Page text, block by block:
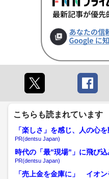
こちらも読まれています
「楽しさ」を感じ、人の心
る
PR(dentsu Japan)
時代の「最"現場"」に飛び
PR(dentsu Japan)
「売上金を金庫に」 イオ